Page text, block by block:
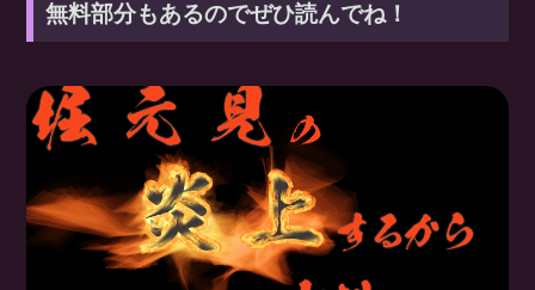
無料部分もあるのでぜひ読んでね！